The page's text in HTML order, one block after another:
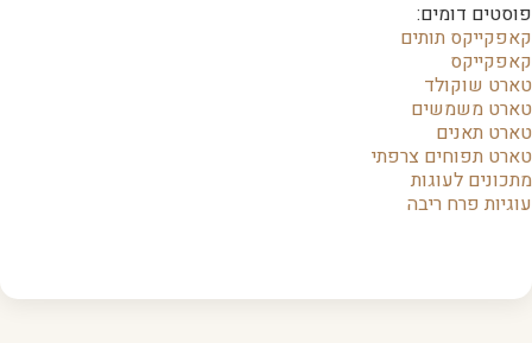
פוסטים דומים:
קאפקייקס תותים
קאפקייקס
טארט שוקולד
טארט משמשים
טארט תאנים
טארט תפוחים צרפתי
מתכונים לעוגות
עוגיות פרח ריבה